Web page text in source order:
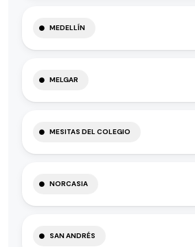
MEDELLÍN
MELGAR
MESITAS DEL COLEGIO
NORCASIA
SAN ANDRÉS